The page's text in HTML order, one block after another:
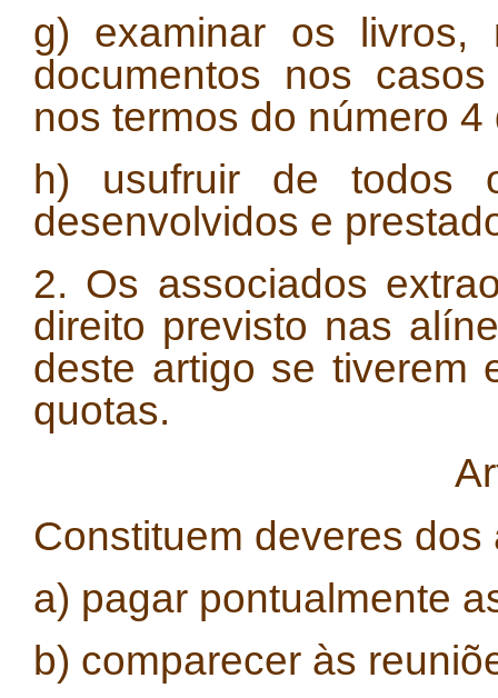
g) examinar os livros,
documentos nos
nos termos do número 4
h) usufruir de todos
desenvolvidos e
2. Os associados
direito previsto nas
deste artigo se tiverem
quotas.
Constituem deveres
a) pagar pontualmente
b) comparecer às